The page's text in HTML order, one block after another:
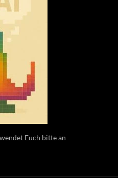
Euch bitte an